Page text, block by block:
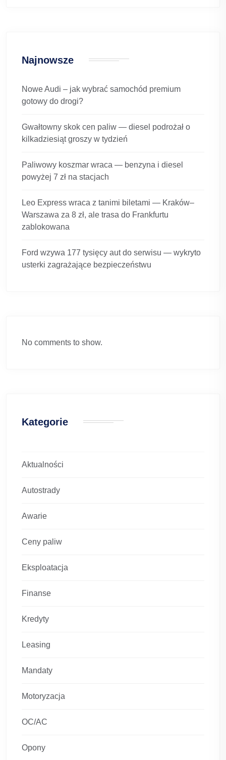
Najnowsze
Nowe Audi – jak wybrać samochód premium
gotowy do drogi?
Gwałtowny skok cen paliw — diesel podrożał o
kilkadziesiąt groszy w tydzień
Paliwowy koszmar wraca — benzyna i diesel
powyżej 7 zł na stacjach
Leo Express wraca z tanimi biletami — Kraków–
Warszawa za 8 zł, ale trasa do Frankfurtu
zablokowana
Ford wzywa 177 tysięcy aut do serwisu — wykryto
usterki zagrażające bezpieczeństwu
No comments to show.
Kategorie
Aktualności
Autostrady
Awarie
Ceny paliw
Eksploatacja
Finanse
Kredyty
Leasing
Mandaty
Motoryzacja
OC/AC
Opony